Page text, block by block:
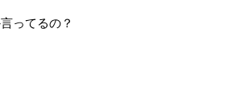
ってるの？